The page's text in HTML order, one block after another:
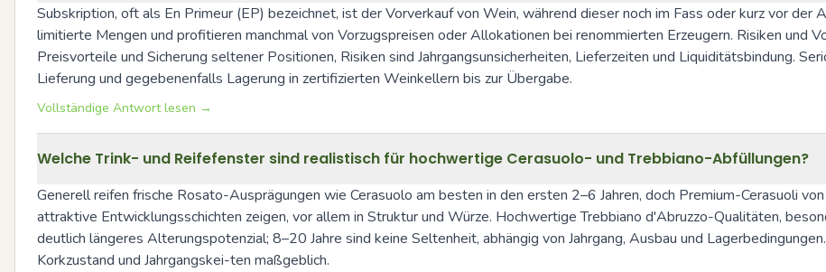
Subskription, oft als En Primeur (EP) bezeichnet, ist der Vorverkauf von Wein, während dieser noch im Fass oder kurz vor
limitierte Mengen und profitieren manchmal von Vorzugspreisen oder Allokationen bei renommierten Erzeugern. Risiken und
Preisvorteile und Sicherung seltener Positionen, Risiken sind Jahrgangsunsicherheiten, Lieferzeiten und Liquiditätsbindung.
Lieferung und gegebenenfalls Lagerung in zertifizierten Weinkellern bis zur Übergabe.
Vollständige Antwort lesen →
Welche Trink- und Reifefenster sind realistisch für hochwertige Cerasuolo- und Trebbiano-Abfüllungen?
Generell reifen frische Rosato-Ausprägungen wie Cerasuolo am besten in den ersten 2–6 Jahren, doch Premium-Cerasuoli
attraktive Entwicklungsschichten zeigen, vor allem in Struktur und Würze. Hochwertige Trebbiano d'Abruzzo-Qualitäten,
deutlich längeres Alterungspotenzial; 8–20 Jahre sind keine Seltenheit, abhängig von Jahrgang, Ausbau und
Korkzustand und Jahrgangskei-ten maßgeblich.